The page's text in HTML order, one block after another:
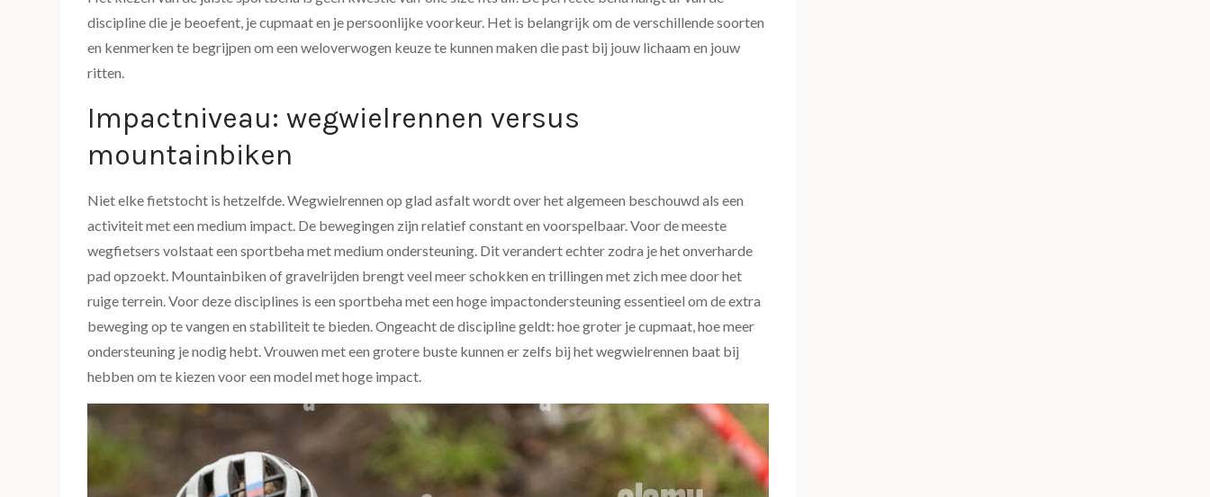
discipline die je beoefent, je cupmaat en je persoonlijke voorkeur. Het is belangrijk om de verschillende soorten
en kenmerken te begrijpen om een weloverwogen keuze te kunnen maken die past bij jouw lichaam en jouw
ritten.
Impactniveau: wegwielrennen versus
mountainbiken
Niet elke fietstocht is hetzelfde. Wegwielrennen op glad asfalt wordt over het algemeen beschouwd als een
activiteit met een medium impact. De bewegingen zijn relatief constant en voorspelbaar. Voor de meeste
wegfietsers volstaat een sportbeha met medium ondersteuning. Dit verandert echter zodra je het onverharde
pad opzoekt. Mountainbiken of gravelrijden brengt veel meer schokken en trillingen met zich mee door het
ruige terrein. Voor deze disciplines is een sportbeha met een hoge impactondersteuning essentieel om de extra
beweging op te vangen en stabiliteit te bieden. Ongeacht de discipline geldt: hoe groter je cupmaat, hoe meer
ondersteuning je nodig hebt. Vrouwen met een grotere buste kunnen er zelfs bij het wegwielrennen baat bij
hebben om te kiezen voor een model met hoge impact.